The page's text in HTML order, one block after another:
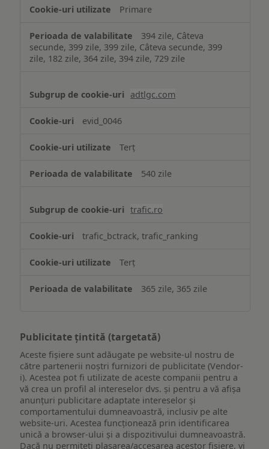
Primare
394 zile, Câteva
secunde, 399 zile, 399 zile, Câteva secunde, 399
zile, 182 zile, 364 zile, 394 zile, 729 zile
adtlgc.com
evid_0046
Terț
540 zile
trafic.ro
trafic_bctrack, trafic_ranking
Terț
365 zile, 365 zile
Publicitate țintită (targetată)
Aceste fișiere sunt adăugate pe website-ul nostru de
către partenerii noștri furnizori de publicitate (Vendor-
i). Acestea pot fi utilizate de aceste companii pentru a
vă crea un profil al intereselor dvs. și pentru a vă afișa
anunțuri publicitare adaptate intereselor și
comportamentului dumneavoastră, inclusiv pe alte
website-uri. Acestea funcționează prin identificarea
unică a browser-ului și a dispozitivului dumneavoastră.
Dacă nu permiteți plasarea/accesarea acestor fișiere, vi